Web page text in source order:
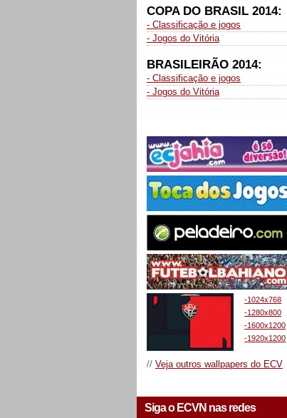
COPA DO BRASIL 2014:
- Classificação e jogos
- Jogos do Vitória
BRASILEIRÃO 2014:
- Classificação e jogos
- Jogos do Vitória
-1024x768
-1280x800
-1600x1200
-1920x1200
// Veja outros wallpapers do ECV
Siga o ECVN nas redes